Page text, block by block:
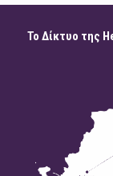
Το Δίκτυο της